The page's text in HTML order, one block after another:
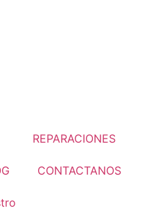
REPARACIONES
CONTACTANOS